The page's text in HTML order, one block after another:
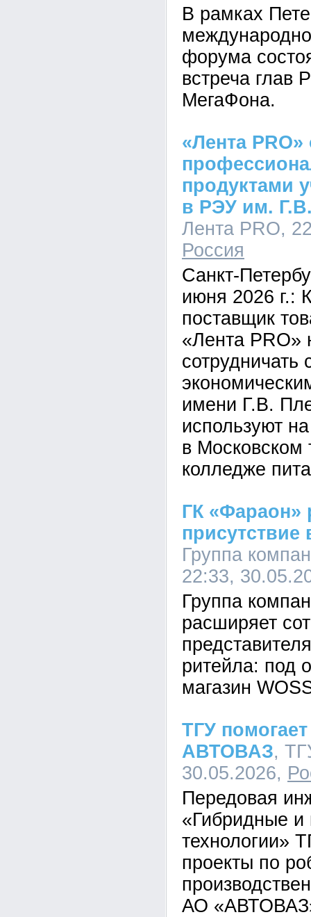
В рамках
форума
встреча глав
МегаФона.
«Лента
продуктами
в РЭУ им.
Лента PRO,
Россия
Санкт-
июня 2026 г.:
поставщик
«Лента PRO»
сотрудничать
имени Г.В.
используют
в Московском
колледже
ГК «Фараон»
присутствие
Группа
22:33,
Группа
расширяет
ритейла: под
магазин
ТГУ
АВТОВАЗ,
30.05.2026,
Передовая
«Гибридные и
технологии»
проекты по
АО